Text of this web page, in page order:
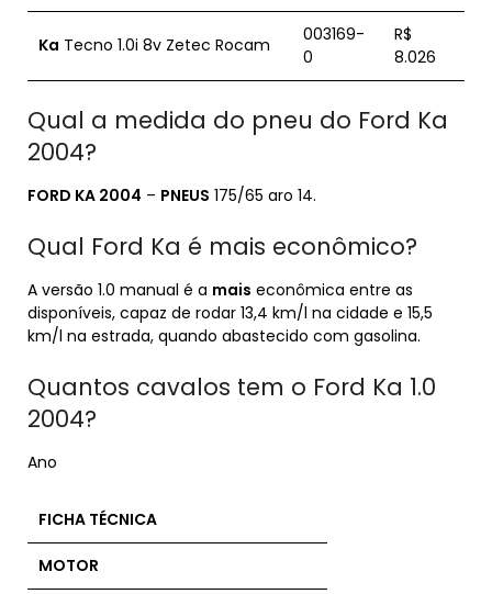
Ka Tecno 1.0i 8v Zetec Rocam
003169-
0
R$
8.026
Qual a medida do pneu do Ford Ka
2004?
FORD KA 2004 – PNEUS 175/65 aro 14.
Qual Ford Ka é mais econômico?
A versão 1.0 manual é a mais econômica entre as
disponíveis, capaz de rodar 13,4 km/l na cidade e 15,5
km/l na estrada, quando abastecido com gasolina.
Quantos cavalos tem o Ford Ka 1.0
2004?
Ano
FICHA TÉCNICA
MOTOR